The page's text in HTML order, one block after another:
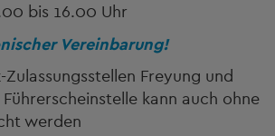
bis 16.00 Uhr
Vereinbarung!
Zulassungsstellen Freyung und
kann auch ohne
werden